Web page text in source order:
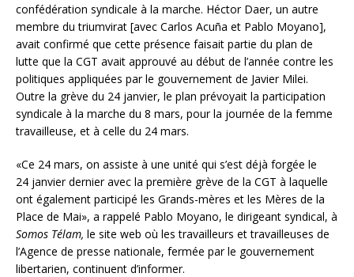
confédération syndicale à la marche. Héctor Daer, un autre
membre du triumvirat [avec Carlos Acuña et Pablo Moyano],
avait confirmé que cette présence faisait partie du plan de
lutte que la CGT avait approuvé au début de l’année contre les
politiques appliquées par le gouvernement de Javier Milei.
Outre la grève du 24 janvier, le plan prévoyait la participation
syndicale à la marche du 8 mars, pour la journée de la femme
travailleuse, et à celle du 24 mars.
«Ce 24 mars, on assiste à une unité qui s’est déjà forgée le
24 janvier dernier avec la première grève de la CGT à laquelle
ont également participé les Grands-mères et les Mères de la
Place de Mai», a rappelé Pablo Moyano, le dirigeant syndical, à
Somos Télam, le site web où les travailleurs et travailleuses de
l’Agence de presse nationale, fermée par le gouvernement
libertarien, continuent d’informer.